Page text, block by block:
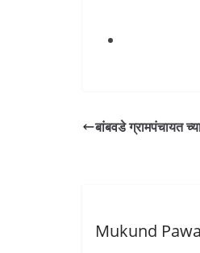
बांबवडे ग्रामपंचायत
Mukund